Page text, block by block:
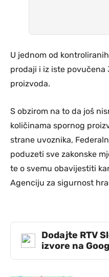
U jednom od
prodaji i iz iste povučena
proizvoda.
S obzirom na to da još
količinama spornog
strane uvoznika,
poduzeti sve zakonske
te o svemu obavijestiti
Agenciju za sigurnost
Dodajte RTV
izvore na